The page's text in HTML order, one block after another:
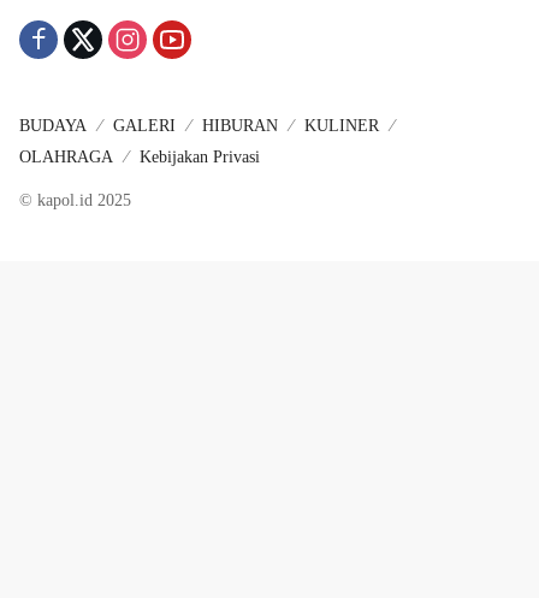
BUDAYA GALERI HIBURAN
KULINER
OLAHRAGA
Kebijakan Privasi
© kapol.id 2025